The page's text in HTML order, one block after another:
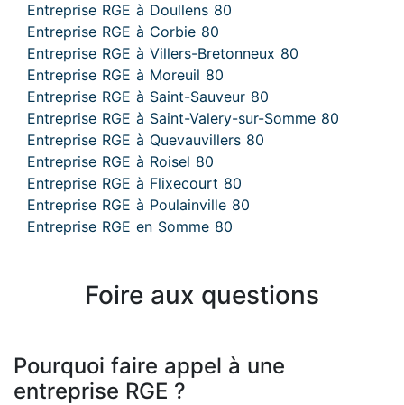
Entreprise RGE à Doullens 80
Entreprise RGE à Corbie 80
Entreprise RGE à Villers-Bretonneux 80
Entreprise RGE à Moreuil 80
Entreprise RGE à Saint-Sauveur 80
Entreprise RGE à Saint-Valery-sur-Somme 80
Entreprise RGE à Quevauvillers 80
Entreprise RGE à Roisel 80
Entreprise RGE à Flixecourt 80
Entreprise RGE à Poulainville 80
Entreprise RGE en Somme 80
Foire aux questions
Pourquoi faire appel à une
entreprise RGE ?